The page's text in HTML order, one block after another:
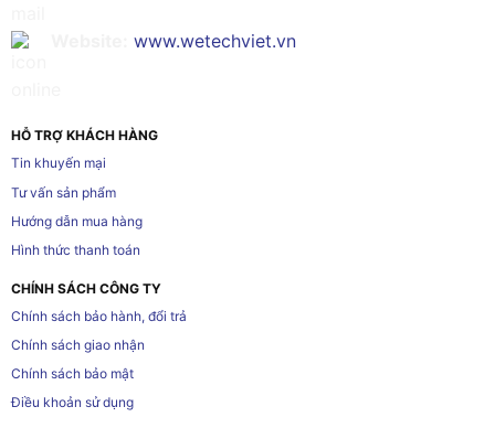
www.wetechviet.vn
HỖ TRỢ KHÁCH HÀNG
Tin khuyến mại
Tư vấn sản phẩm
Hướng dẫn mua hàng
Hình thức thanh toán
CHÍNH SÁCH CÔNG TY
Chính sách bảo hành, đổi trả
Chính sách giao nhận
Chính sách bảo mật
Điều khoản sử dụng